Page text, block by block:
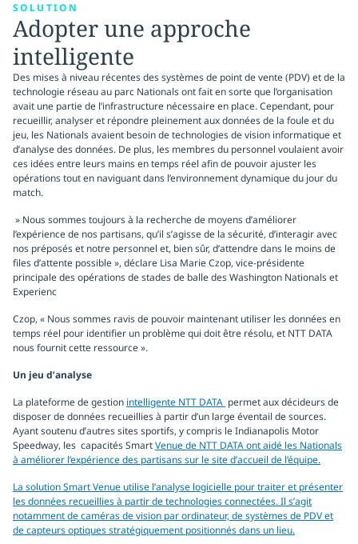
SOLUTION
Adopter une approche
intelligente
Des mises à niveau récentes des systèmes de point de vente (PDV) et de la
technologie réseau au parc Nationals ont fait en sorte que l’organisation
avait une partie de l’infrastructure nécessaire en place. Cependant, pour
recueillir, analyser et répondre pleinement aux données de la foule et du
jeu, les Nationals avaient besoin de technologies de vision informatique et
d’analyse des données. De plus, les membres du personnel voulaient avoir
ces idées entre leurs mains en temps réel afin de pouvoir ajuster les
opérations tout en naviguant dans l’environnement dynamique du jour du
match.
» Nous sommes toujours à la recherche de moyens d’améliorer
l’expérience de nos partisans, qu’il s’agisse de la sécurité, d’interagir avec
nos préposés et notre personnel et, bien sûr, d’attendre dans le moins de
files d’attente possible », déclare Lisa Marie Czop, vice-présidente
principale des opérations de stades de balle des Washington Nationals et
Experienc
Czop, « Nous sommes ravis de pouvoir maintenant utiliser les données en
temps réel pour identifier un problème qui doit être résolu, et NTT DATA
nous fournit cette ressource ».
Un jeu d’analyse
La plateforme de gestion intelligente NTT DATA permet aux décideurs de
disposer de données recueillies à partir d’un large éventail de sources.
Ayant soutenu d’autres sites sportifs, y compris le Indianapolis Motor
Speedway, les capacités SmartVenue de NTT DATA ont aidé les Nationals
à améliorer l’expérience des partisans sur le site d’accueil de l’équipe.
La solution Smart Venue utilise l’analyse logicielle pour traiter et présenter
les données recueillies à partir de technologies connectées. Il s’agit
notamment de caméras de vision par ordinateur, de systèmes de PDV et
de capteurs optiques stratégiquement positionnés dans un lieu.